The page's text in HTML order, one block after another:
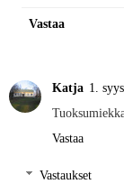
Vastaa
Katja 1.
Vastaa
Vastaukset